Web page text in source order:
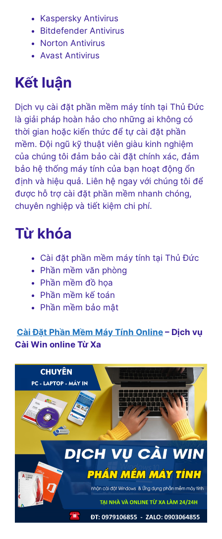
Kaspersky Antivirus
Bitdefender Antivirus
Norton Antivirus
Avast Antivirus
Kết luận
Dịch vụ cài đặt phần mềm máy tính tại Thủ Đức
là giải pháp hoàn hảo cho những ai không có
thời gian hoặc kiến thức để tự cài đặt phần
mềm. Đội ngũ kỹ thuật viên giàu kinh nghiệm
của chúng tôi đảm bảo cài đặt chính xác, đảm
bảo hệ thống máy tính của bạn hoạt động ổn
định và hiệu quả. Liên hệ ngay với chúng tôi để
được hỗ trợ cài đặt phần mềm nhanh chóng,
chuyên nghiệp và tiết kiệm chi phí.
Từ khóa
Cài đặt phần mềm máy tính tại Thủ Đức
Phần mềm văn phòng
Phần mềm đồ họa
Phần mềm kế toán
Phần mềm bảo mật
Cài Đặt Phần Mềm Máy Tính Online – Dịch vụ
Cài Win online Từ Xa